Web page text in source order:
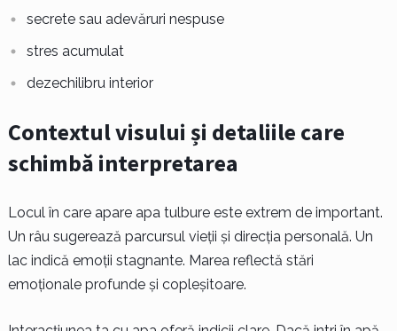
secrete sau adevăruri nespuse
stres acumulat
dezechilibru interior
Contextul visului și detaliile care
schimbă interpretarea
Locul în care apare apa tulbure este extrem de important.
Un râu sugerează parcursul vieții și direcția personală. Un
lac indică emoții stagnante. Marea reflectă stări
emoționale profunde și copleșitoare.